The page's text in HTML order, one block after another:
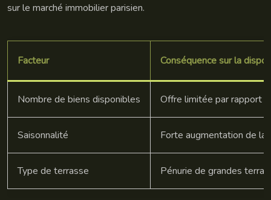
sur le marché immobilier parisien.
Facteur Conséquence sur la
Nombre de biens disponibles Offre limitée par rapport
Saisonnalité Forte augmentation de la
Type de terrasse Pénurie de grandes